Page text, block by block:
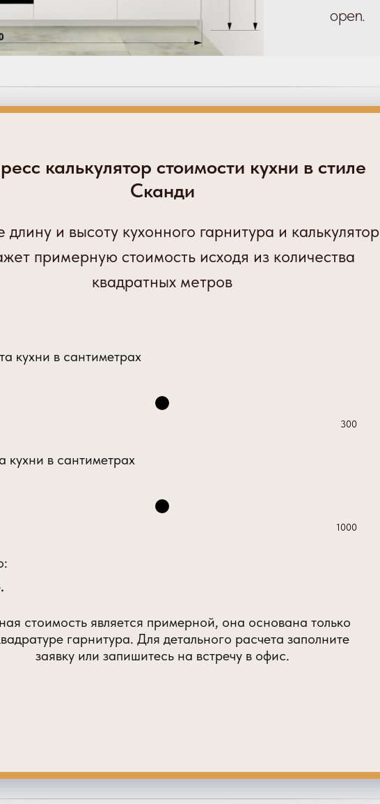
open.
калькулятор стоимости кухни в стиле
Сканди
длину и высоту кухонного гарнитура и калькулятор
примерную стоимость исходя из количества
квадратных метров
кухни в сантиметрах
300
кухни в сантиметрах
1000
стоимость является примерной, она основана только
гарнитура. Для детального расчета заполните
заявку или запишитесь на встречу в офис.